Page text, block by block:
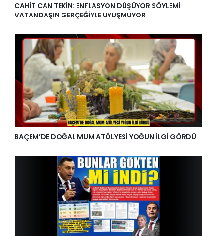
CAHİT CAN TEKİN: ENFLASYON DÜŞÜYOR SÖYLEMİ
VATANDAŞIN GERÇEĞİYLE UYUŞMUYOR
BAÇEM’DE DOĞAL MUM ATÖLYESİ YOĞUN İLGİ GÖRDÜ